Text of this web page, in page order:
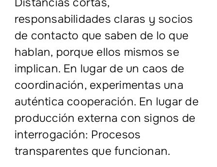
responsabilidades claras y socios
de contacto que saben de lo que
hablan, porque ellos mismos se
implican. En lugar de un caos de
coordinación, experimentas una
auténtica cooperación. En lugar de
producción externa con signos de
interrogación: Procesos
transparentes que funcionan.